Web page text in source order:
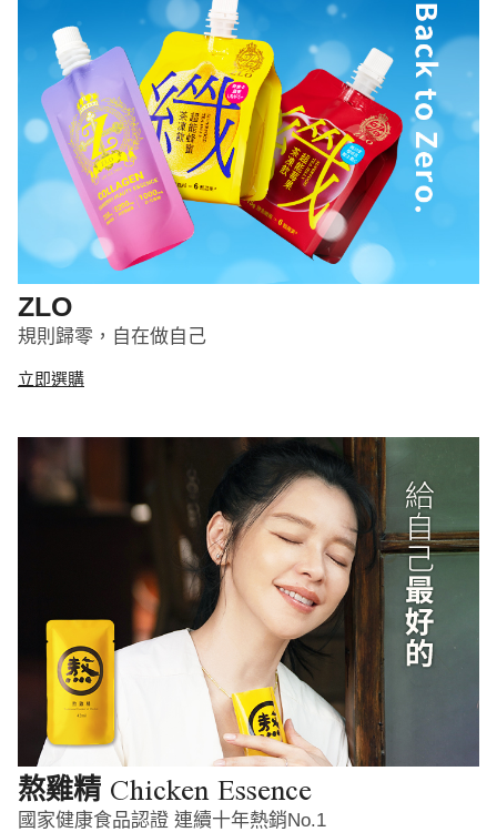
ZLO
規則歸零，自在做自己
立即選購
熬雞精 Chicken Essence
國家健康食品認證 連續十年熱銷No.1